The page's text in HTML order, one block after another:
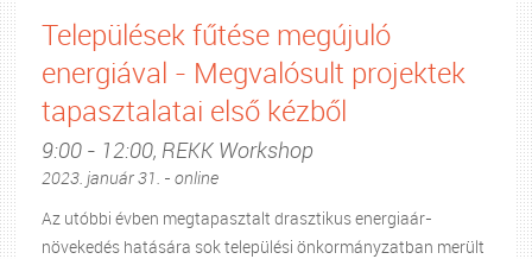
Települések fűtése megújuló
energiával - Megvalósult projektek
tapasztalatai első kézből
9:00 - 12:00, REKK Workshop
2023. január 31. - online
Az utóbbi évben megtapasztalt drasztikus energiaár-
növekedés hatására sok települési önkormányzatban merült